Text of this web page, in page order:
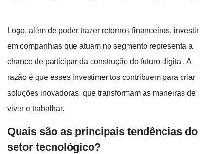
Logo, além de poder trazer retornos financeiros, investir
em companhias que atuam no segmento representa a
chance de participar da construção do futuro digital. A
razão é que esses investimentos contribuem para criar
soluções inovadoras, que transformam as maneiras de
viver e trabalhar.
Quais são as principais tendências do
setor tecnológico?